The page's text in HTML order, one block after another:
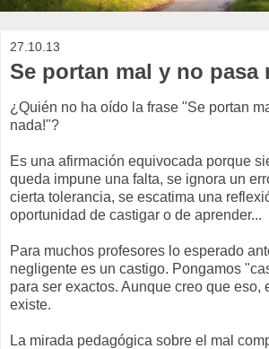
27.10.13
Se portan mal y no pasa
¿Quién no ha oído la frase "Se portan
nada!"?
Es una afirmación equivocada porque
queda impune una falta, se ignora un
cierta tolerancia, se escatima una
oportunidad de castigar o de aprender...
Para muchos profesores lo esperado
negligente es un castigo. Pongamos
para ser exactos. Aunque creo que eso,
existe.
La mirada pedagógica sobre el mal